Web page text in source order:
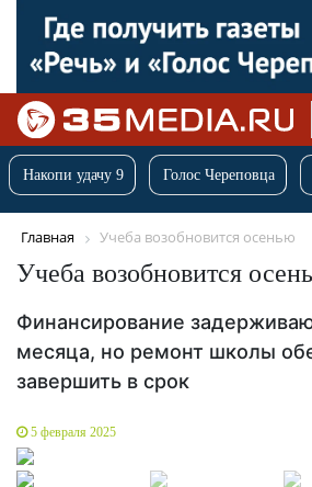
Накопи удачу 9 Голос Череповца
Главная Учеба возобновится осенью
Учеба возобновится
Финансирование
месяца, но ремонт школы
завершить в срок
5 февраля 2025